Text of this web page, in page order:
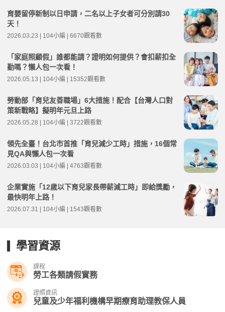
育嬰留停新制以日申請，二名以上子女者可分別請30
天！
2026.03.23 | 104小編 | 6670觀看數
「家庭照顧假」誰都能請？證明如何提供？會扣薪扣全
勤嗎？懶人包一次看！
2026.05.13 | 104小編 | 15352觀看數
勞動部「育兒友善職場」6大措施！配合【台灣人口對
策新戰略】擬明年元旦上路
2026.05.28 | 104小編 | 3722觀看數
領先全臺！台北市首推「育兒減少工時」措施，16個常
見QA與懶人包一次看
2026.03.03 | 104小編 | 4763觀看數
企業實施「12歲以下育兒家長帶薪減工時」即給獎勵，
最快明年上路！
2026.07.31 | 104小編 | 1543觀看數
學習資源
課程
勞工各類請假實務
證照資訊
兒童及少年福利機構早期療育助理教保人員